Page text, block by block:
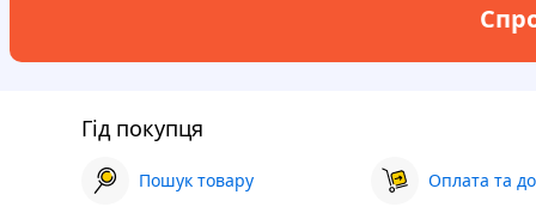
Гід покупця
Пошук товару Оплата та